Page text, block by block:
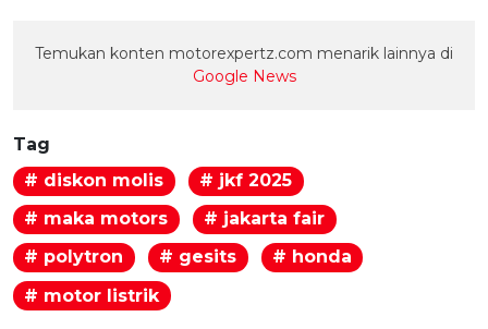
Temukan konten motorexpertz.com menarik lainnya di
Google News
Tag
# diskon molis
# jkf 2025
# maka motors
# jakarta fair
# polytron
# gesits
# honda
# motor listrik